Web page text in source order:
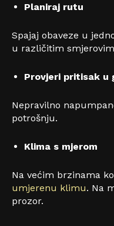
Planiraj rutu
Spajaj obaveze u
u različitim
Provjeri pritisak u
Nepravilno
potrošnju.
Klima s mjerom
Na većim brzinama
umjerenu klimu. Na
prozor.